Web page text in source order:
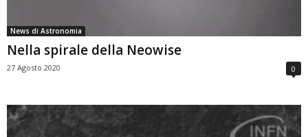
News di Astronomia
Nella spirale della Neowise
27 Agosto 2020 0